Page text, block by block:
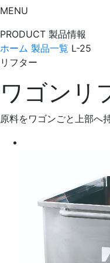
MENU
PRODUCT 製品情報
ホーム 製品一覧 L-25
リフター
ワゴンリ
原料をワゴンごと上部へ